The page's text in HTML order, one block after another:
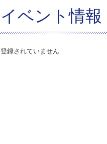
イベント情報
登録されていません